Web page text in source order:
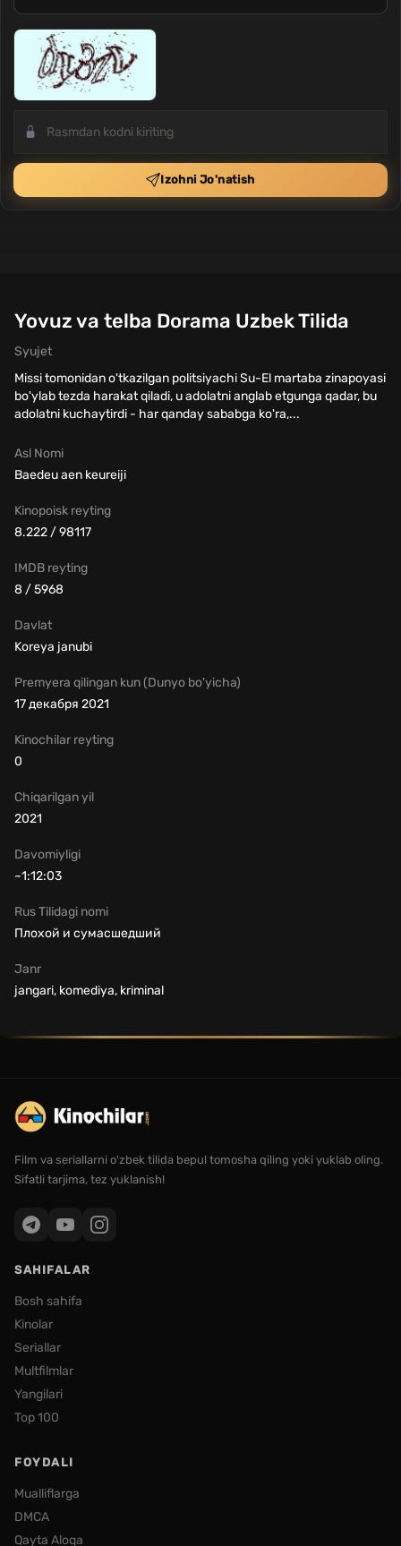
Izohni Jo'natish
Yovuz va telba Dorama Uzbek Tilida
Syujet
Missi tomonidan o'tkazilgan politsiyachi Su-El martaba zinapoyasi
bo'ylab tezda harakat qiladi, u adolatni anglab etgunga qadar, bu
adolatni kuchaytirdi - har qanday sababga ko'ra,...
Asl Nomi
Baedeu aen keureiji
Rus Tilidagi nomi
Плохой и сумасшедший
Chiqarilgan yil
2021
Janr
jangari, komediya, kriminal
Davomiyligi
~1:12:03
Kinopoisk reyting
8.222 / 98117
IMDB reyting
8 / 5968
Davlat
Koreya janubi
Premyera qilingan kun (Dunyo bo'yicha)
17 декабря 2021
Kinochilar reyting
0
Film va seriallarni o'zbek tilida bepul tomosha qiling yoki yuklab oling.
Sifatli tarjima, tez yuklanish!
SAHIFALAR
Bosh sahifa
Kinolar
Seriallar
Multfilmlar
Yangilari
Top 100
FOYDALI
Mualliflarga
DMCA
Qayta Aloqa